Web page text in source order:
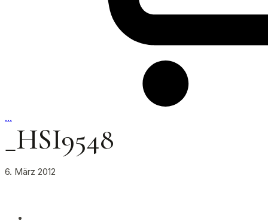
…
_HSI9548
6. März 2012